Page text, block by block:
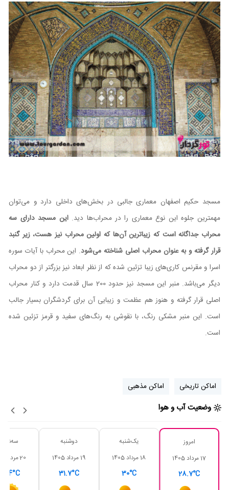
مسجد حکیم اصفهان معماری جالبی در بخش‌های داخلی دارد و می‌توان
مهمترین جلوه این نوع معماری را در محراب‌ها دید.این مسجد دارای سه
محراب جداگانه است که زیباترین آن‌ها که اولین محراب نیز هست، زیر گنبد
قرار گرفته و به عنوان محراب اصلی شناخته می‌شود. این محراب با آیات سوره
اسرا و مقرنس کاری‌های زیبا تزئین شده که از نظر ابعاد نیز بزرگتر از دو محراب
دیگر می‌باشد. منبر این مسجد نیز حدود 200 سال قدمت دارد و کنار محراب
اصلی قرار گرفته و هنوز هم عظمت و زیبایی آن برای گردشگران بسیار جالب
است. این منبر مشکی رنگ، با نقوشی به رنگ‌های سفید و قرمز تزئین شده
است.
اماکن تاریخی اماکن مذهبی
وضعیت آب و هوا
امروز
17 مرداد 1405
28.7°C
یک‌شنبه
18 مرداد 1405
30°C
دوشنبه
19 مرداد 1405
31.7°C
20 مرداد 1405